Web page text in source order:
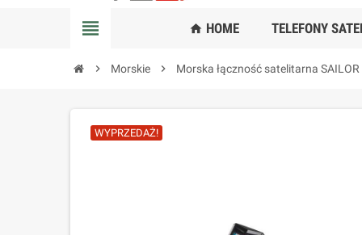
view_headline home HOME TELEFONY
chevron_right Morskie chevron_right Morska łączność satelitarna SAILOR
WYPRZEDAŻ!